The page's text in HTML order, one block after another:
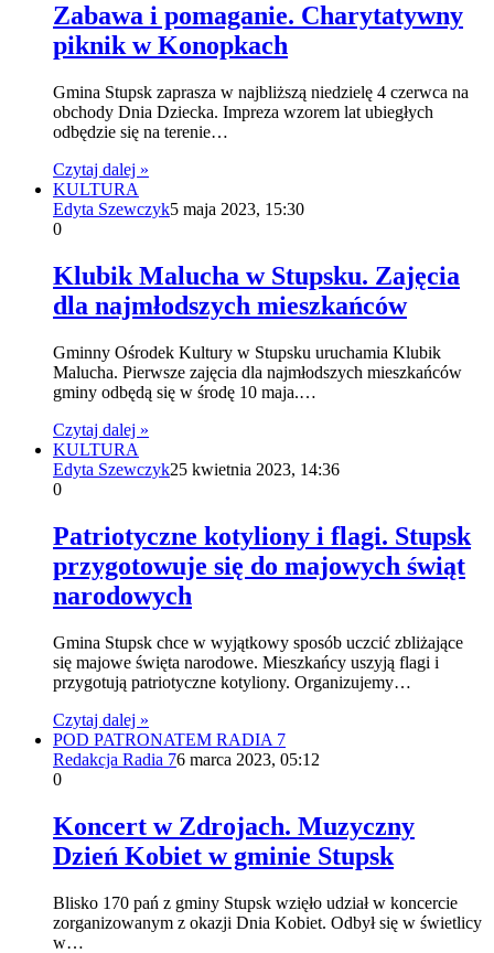
Zabawa i pomaganie. Charytatywny
piknik w Konopkach
Gmina Stupsk zaprasza w najbliższą niedzielę 4 czerwca na
obchody Dnia Dziecka. Impreza wzorem lat ubiegłych
odbędzie się na terenie…
Czytaj dalej »
KULTURA
Edyta Szewczyk5 maja 2023, 15:30
0
Klubik Malucha w Stupsku. Zajęcia
dla najmłodszych mieszkańców
Gminny Ośrodek Kultury w Stupsku uruchamia Klubik
Malucha. Pierwsze zajęcia dla najmłodszych mieszkańców
gminy odbędą się w środę 10 maja.…
Czytaj dalej »
KULTURA
Edyta Szewczyk25 kwietnia 2023, 14:36
0
Patriotyczne kotyliony i flagi. Stupsk
przygotowuje się do majowych świąt
narodowych
Gmina Stupsk chce w wyjątkowy sposób uczcić zbliżające
się majowe święta narodowe. Mieszkańcy uszyją flagi i
przygotują patriotyczne kotyliony. Organizujemy…
Czytaj dalej »
POD PATRONATEM RADIA 7
Redakcja Radia 76 marca 2023, 05:12
0
Koncert w Zdrojach. Muzyczny
Dzień Kobiet w gminie Stupsk
Blisko 170 pań z gminy Stupsk wzięło udział w koncercie
zorganizowanym z okazji Dnia Kobiet. Odbył się w świetlicy
w…